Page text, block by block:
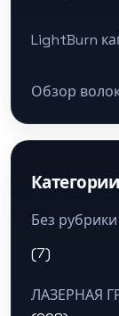
LightBurn
Обзор
Категории
Без рубрики
(7)
ЛАЗЕРНАЯ